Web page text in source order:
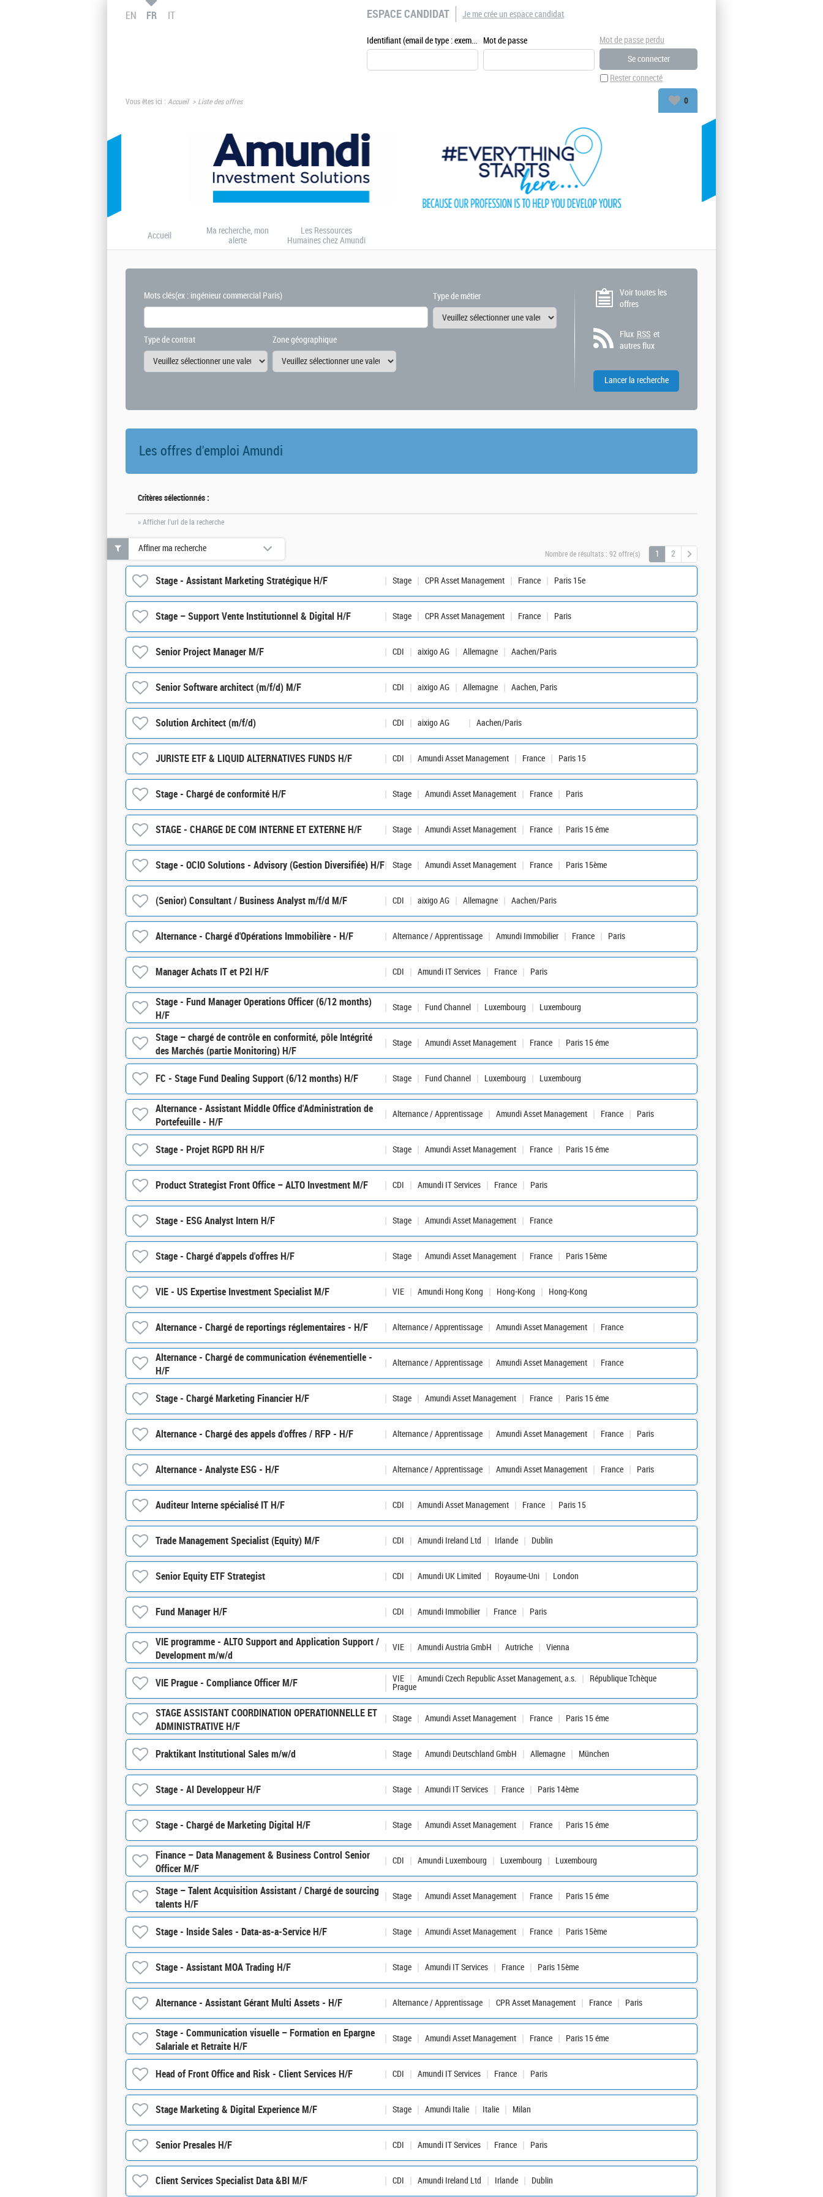
EN FR IT ESPACE CANDIDAT
Identifiant (email de type : exemple@exemple.fr) Mot de passe
Rester connecté
Mot de passe perdu
Je me crée un espace candidat
Vous êtes ici : Accueil Liste des offres 0
Accueil
Ma recherche, mon
alerte
Les Ressources
Humaines chez Amundi
Mots clés(ex : ingénieur commercial Paris) Type de métier
Type de contrat Zone géographique
Voir toutes les
offres
Flux RSS et
autres flux
Les offres d'emploi Amundi
Critères sélectionnés :
» Afficher l'url de la recherche
Nombre de résultats : 92 offre(s) 1 2
Stage - Assistant Marketing Stratégique H/F Stage CPR Asset Management France Paris 15e
Stage – Support Vente Institutionnel & Digital H/F Stage CPR Asset Management France Paris
Senior Project Manager M/F CDI aixigo AG Allemagne Aachen/Paris
Senior Software architect (m/f/d) M/F CDI aixigo AG Allemagne Aachen, Paris
Solution Architect (m/f/d) CDI aixigo AG Aachen/Paris
JURISTE ETF & LIQUID ALTERNATIVES FUNDS H/F CDI Amundi Asset Management France Paris 15
Stage - Chargé de conformité H/F Stage Amundi Asset Management France Paris
STAGE - CHARGE DE COM INTERNE ET EXTERNE H/F Stage Amundi Asset Management France Paris 15 éme
Stage - OCIO Solutions - Advisory (Gestion Diversifiée) H/F Stage Amundi Asset Management France Paris 15ème
(Senior) Consultant / Business Analyst m/f/d M/F CDI aixigo AG Allemagne Aachen/Paris
Alternance - Chargé d'Opérations Immobilière - H/F Alternance / Apprentissage Amundi Immobilier France Paris
Manager Achats IT et P2I H/F CDI Amundi IT Services France Paris
Stage - Fund Manager Operations Officer (6/12 months)
H/F
Stage Fund Channel Luxembourg Luxembourg
Stage – chargé de contrôle en conformité, pôle Intégrité
des Marchés (partie Monitoring) H/F
Stage Amundi Asset Management France Paris 15 éme
FC - Stage Fund Dealing Support (6/12 months) H/F Stage Fund Channel Luxembourg Luxembourg
Alternance - Assistant Middle Office d'Administration de
Portefeuille - H/F
Alternance / Apprentissage Amundi Asset Management France Paris
Stage - Projet RGPD RH H/F Stage Amundi Asset Management France Paris 15 éme
Product Strategist Front Office – ALTO Investment M/F CDI Amundi IT Services France Paris
Stage - ESG Analyst Intern H/F Stage Amundi Asset Management France
Stage - Chargé d'appels d'offres H/F Stage Amundi Asset Management France Paris 15ème
VIE - US Expertise Investment Specialist M/F VIE Amundi Hong Kong Hong-Kong Hong-Kong
Alternance - Chargé de reportings réglementaires - H/F Alternance / Apprentissage Amundi Asset Management France
Alternance - Chargé de communication événementielle -
H/F
Alternance / Apprentissage Amundi Asset Management France
Stage - Chargé Marketing Financier H/F Stage Amundi Asset Management France Paris 15 éme
Alternance - Chargé des appels d'offres / RFP - H/F Alternance / Apprentissage Amundi Asset Management France Paris
Alternance - Analyste ESG - H/F Alternance / Apprentissage Amundi Asset Management France Paris
Auditeur Interne spécialisé IT H/F CDI Amundi Asset Management France Paris 15
Trade Management Specialist (Equity) M/F CDI Amundi Ireland Ltd Irlande Dublin
Senior Equity ETF Strategist CDI Amundi UK Limited Royaume-Uni London
Fund Manager H/F CDI Amundi Immobilier France Paris
VIE programme - ALTO Support and Application Support /
Development m/w/d
VIE Amundi Austria GmbH Autriche Vienna
VIE Prague - Compliance Officer M/F VIE Amundi Czech Republic Asset Management, a.s.
République Tchèque
Prague
STAGE ASSISTANT COORDINATION OPERATIONNELLE ET
ADMINISTRATIVE H/F
Stage Amundi Asset Management France Paris 15 éme
Praktikant Institutional Sales m/w/d Stage Amundi Deutschland GmbH Allemagne München
Stage - AI Developpeur H/F Stage Amundi IT Services France Paris 14ème
Stage - Chargé de Marketing Digital H/F Stage Amundi Asset Management France Paris 15 éme
Finance – Data Management & Business Control Senior
Officer M/F
CDI Amundi Luxembourg Luxembourg Luxembourg
Stage – Talent Acquisition Assistant / Chargé de sourcing
talents H/F
Stage Amundi Asset Management France Paris 15 éme
Stage - Inside Sales - Data-as-a-Service H/F Stage Amundi Asset Management France Paris 15ème
Stage - Assistant MOA Trading H/F Stage Amundi IT Services France Paris 15ème
Alternance - Assistant Gérant Multi Assets - H/F Alternance / Apprentissage CPR Asset Management France Paris
Stage - Communication visuelle – Formation en Epargne
Salariale et Retraite H/F
Stage Amundi Asset Management France Paris 15 éme
Head of Front Office and Risk - Client Services H/F CDI Amundi IT Services France Paris
Stage Marketing & Digital Experience M/F Stage Amundi Italie Italie Milan
Senior Presales H/F CDI Amundi IT Services France Paris
Client Services Specialist Data &BI M/F CDI Amundi Ireland Ltd Irlande Dublin
Affiner ma recherche